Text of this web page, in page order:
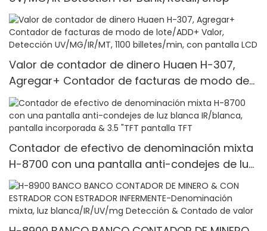
Valor de contador de dinero Huaen H-307,
Agregar+ Contador de facturas de modo de
lote/ADD+ Valor, Detección UV/MG/IR/MT, 1100
billetes/min, con pantalla LCD
Contador de efectivo de denominación mixta
H-8700 con una pantalla anti-condejes de luz
blanca IR/blanca, pantalla incorporada & 3.5
"TFT pantalla TFT